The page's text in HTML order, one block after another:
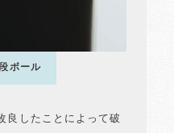
ボール
良したことによって破